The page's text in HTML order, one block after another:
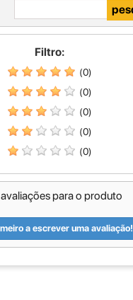
Filtro:
(0)
(0)
(0)
(0)
(0)
para o produto
a escrever uma avaliação!